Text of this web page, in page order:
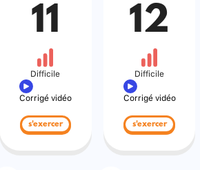
11
Difficile
Corrigé vidéo
s'exercer
12
Difficile
Corrigé vidéo
s'exercer